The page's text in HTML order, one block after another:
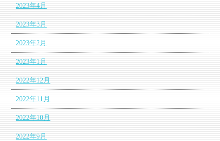
2023年4月
2023年3月
2023年2月
2023年1月
2022年12月
2022年11月
2022年10月
2022年9月